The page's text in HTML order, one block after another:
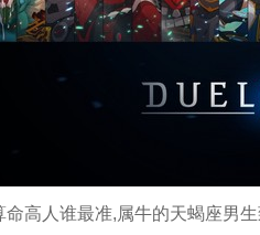
命高人谁最准,属牛的天蝎座男